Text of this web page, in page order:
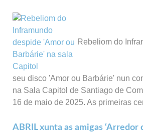
Rebeliom do
seu disco 'Amor ou Barbárie' nun
na Sala Capitol de Santiago de
16 de maio de 2025. As primeiras
ABRIL xunta as amigas ‘Arredor